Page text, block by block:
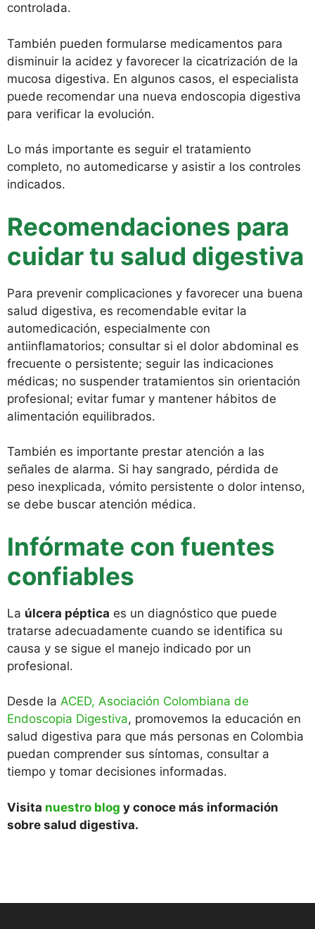
controlada.
También pueden formularse medicamentos para
disminuir la acidez y favorecer la cicatrización de la
mucosa digestiva. En algunos casos, el especialista
puede recomendar una nueva endoscopia digestiva
para verificar la evolución.
Lo más importante es seguir el tratamiento
completo, no automedicarse y asistir a los controles
indicados.
Recomendaciones para
cuidar tu salud digestiva
Para prevenir complicaciones y favorecer una buena
salud digestiva, es recomendable evitar la
automedicación, especialmente con
antiinflamatorios; consultar si el dolor abdominal es
frecuente o persistente; seguir las indicaciones
médicas; no suspender tratamientos sin orientación
profesional; evitar fumar y mantener hábitos de
alimentación equilibrados.
También es importante prestar atención a las
señales de alarma. Si hay sangrado, pérdida de
peso inexplicada, vómito persistente o dolor intenso,
se debe buscar atención médica.
Infórmate con fuentes
confiables
La úlcera péptica es un diagnóstico que puede
tratarse adecuadamente cuando se identifica su
causa y se sigue el manejo indicado por un
profesional.
Desde la ACED, Asociación Colombiana de
Endoscopia Digestiva, promovemos la educación en
salud digestiva para que más personas en Colombia
puedan comprender sus síntomas, consultar a
tiempo y tomar decisiones informadas.
Visita nuestro blog y conoce más información
sobre salud digestiva.